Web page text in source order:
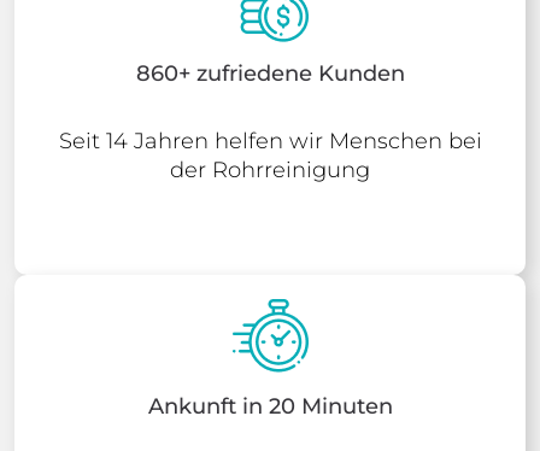
860+ zufriedene Kunden
Seit 14 Jahren helfen wir Menschen bei
der Rohrreinigung
Ankunft in 20 Minuten